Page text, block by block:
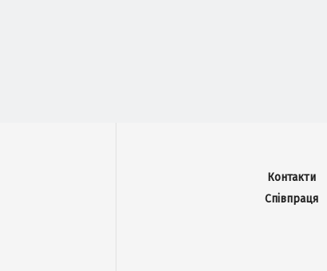
Контакти
Співпраця